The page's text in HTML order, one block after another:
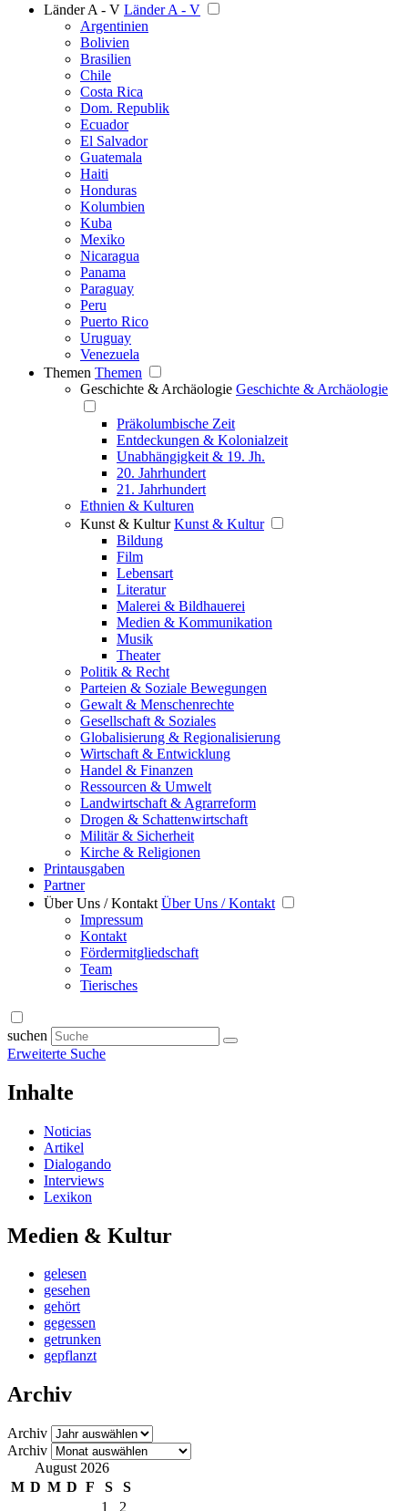
Länder A - V Länder A - V
Argentinien
Bolivien
Brasilien
Chile
Costa Rica
Dom. Republik
Ecuador
El Salvador
Guatemala
Haiti
Honduras
Kolumbien
Kuba
Mexiko
Nicaragua
Panama
Paraguay
Peru
Puerto Rico
Uruguay
Venezuela
Themen Themen
Geschichte & Archäologie Geschichte & Archäologie
Präkolumbische Zeit
Entdeckungen & Kolonialzeit
Unabhängigkeit & 19. Jh.
20. Jahrhundert
21. Jahrhundert
Ethnien & Kulturen
Kunst & Kultur Kunst & Kultur
Bildung
Film
Lebensart
Literatur
Malerei & Bildhauerei
Medien & Kommunikation
Musik
Theater
Politik & Recht
Parteien & Soziale Bewegungen
Gewalt & Menschenrechte
Gesellschaft & Soziales
Globalisierung & Regionalisierung
Wirtschaft & Entwicklung
Handel & Finanzen
Ressourcen & Umwelt
Landwirtschaft & Agrarreform
Drogen & Schattenwirtschaft
Militär & Sicherheit
Kirche & Religionen
Printausgaben
Partner
Über Uns / Kontakt Über Uns / Kontakt
Impressum
Kontakt
Fördermitgliedschaft
Team
Tierisches
suchen
Erweiterte Suche
Inhalte
Noticias
Artikel
Dialogando
Interviews
Lexikon
Medien & Kultur
gelesen
gesehen
gehört
gegessen
getrunken
gepflanzt
Archiv
Archiv
Archiv
August 2026
M D M D F S
S
1
2